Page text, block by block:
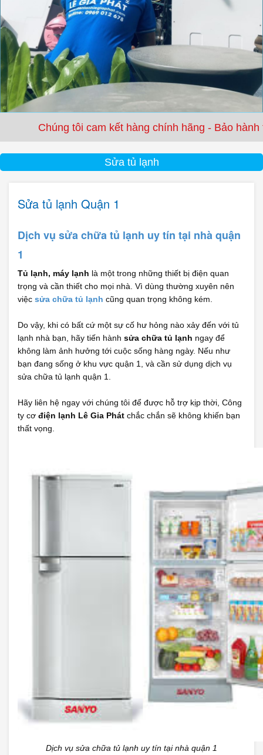
tôi cam kết hàng chính hãng - Bảo hành từ 3
Sửa tủ lạnh
Sửa tủ lạnh Quận 1
Dịch vụ sửa chữa tủ lạnh uy tín tại nhà quận
1
Tủ lạnh, máy lạnh là một trong những thiết bị điện quan
trọng và cần thiết cho mọi nhà. Vì dùng thường xuyên nên
việc sửa chữa tủ lạnh cũng quan trọng không kém.
Do vậy, khi có bất cứ một sự cố hư hỏng nào xảy đến với tủ
lạnh nhà bạn, hãy tiến hành sửa chữa tủ lạnh ngay để
không làm ảnh hưởng tới cuộc sống hàng ngày. Nếu như
bạn đang sống ở khu vực quận 1, và cần sử dụng dịch vụ
sửa chữa tủ lạnh quận 1.
Hãy liên hệ ngay với chúng tôi để được hỗ trợ kịp thời, Công
ty cơ điện lạnh Lê Gia Phát chắc chắn sẽ không khiến bạn
thất vọng.
Dịch vụ sửa chữa tủ lạnh uy tín tại nhà quận 1